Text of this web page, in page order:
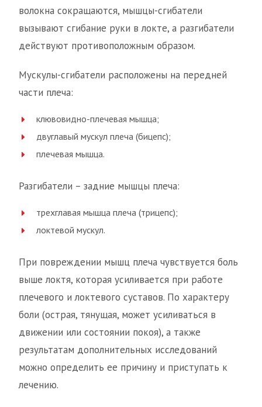
волокна сокращаются, мышцы-сгибатели
вызывают сгибание руки в локте, а разгибатели
действуют противоположным образом.
Мускулы-сгибатели расположены на передней
части плеча:
клювовидно-плечевая мышца;
двуглавый мускул плеча (бицепс);
плечевая мышца.
Разгибатели – задние мышцы плеча:
трехглавая мышца плеча (трицепс);
локтевой мускул.
При повреждении мышц плеча чувствуется боль
выше локтя, которая усиливается при работе
плечевого и локтевого суставов. По характеру
боли (острая, тянущая, может усиливаться в
движении или состоянии покоя), а также
результатам дополнительных исследований
можно определить ее причину и приступать к
лечению.